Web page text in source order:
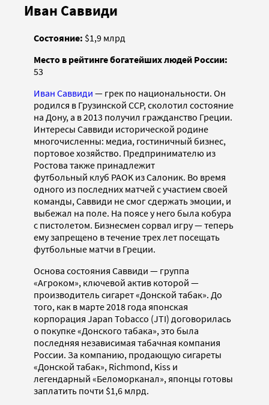
Иван Саввиди
Состояние: $1,9 млрд
Место в рейтинге богатейших людей России:
53
Иван Саввиди — грек по национальности. Он
родился в Грузинской ССР, сколотил состояние
на Дону, а в 2013 получил гражданство Греции.
Интересы Саввиди исторической родине
многочисленны: медиа, гостиничный бизнес,
портовое хозяйство. Предпринимателю из
Ростова также принадлежит
футбольный клуб PAOK из Салоник. Во время
одного из последних матчей с участием своей
команды, Саввиди не смог сдержать эмоции, и
выбежал на поле. На поясе у него была кобура
с пистолетом. Бизнесмен сорвал игру — теперь
ему запрещено в течение трех лет посещать
футбольные матчи в Греции.
Основа состояния Саввиди — группа
«Агроком», ключевой актив которой —
производитель сигарет «Донской табак». До
того, как в марте 2018 года японская
корпорация Japan Tobacco (JTI) договорилась
о покупке «Донского табака», это была
последняя независимая табачная компания
России. За компанию, продающую сигареты
«Донской табак», Richmond, Kiss и
легендарный «Беломорканал», японцы готовы
заплатить почти $1,6 млрд.